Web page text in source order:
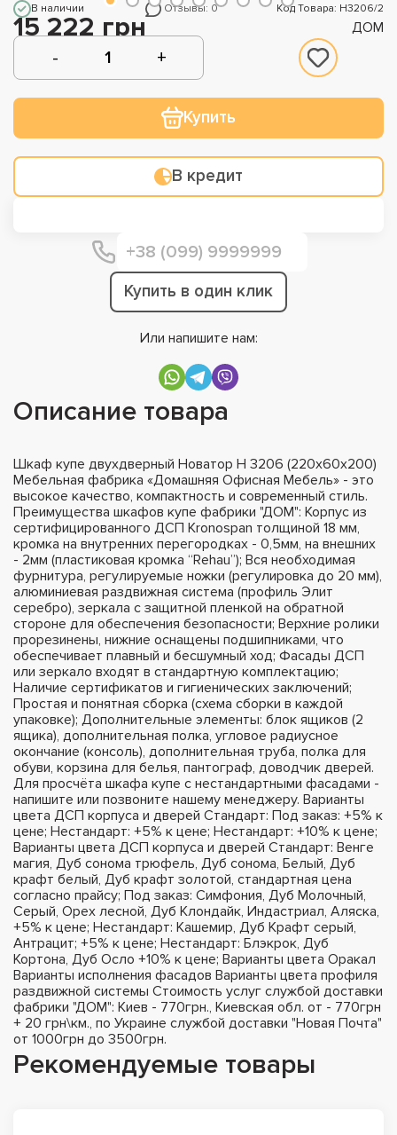
В наличии Отзывы: 0 Код Товара: Н3206/2
15 222 грн ДОМ
Купить
В кредит
Купить в один клик
Или напишите нам:
Описание товара
Шкаф купе двухдверный Новатор Н 3206 (220х60х200)
Мебельная фабрика «Домашняя Офисная Мебель» - это
высокое качество, компактность и современный стиль.
Преимущества шкафов купе фабрики "ДОМ": Корпус из
сертифицированного ДСП Kronospan толщиной 18 мм,
кромка на внутренних перегородках - 0,5мм, на внешних
- 2мм (пластиковая кромка “Rehau”); Вся необходимая
фурнитура, регулируемые ножки (регулировка до 20 мм),
алюминиевая раздвижная система (профиль Элит
серебро), зеркала с защитной пленкой на обратной
стороне для обеспечения безопасности; Верхние ролики
прорезинены, нижние оснащены подшипниками, что
обеспечивает плавный и бесшумный ход; Фасады ДСП
или зеркало входят в стандартную комплектацию;
Наличие сертификатов и гигиенических заключений;
Простая и понятная сборка (схема сборки в каждой
упаковке); Дополнительные элементы: блок ящиков (2
ящика), дополнительная полка, угловое радиусное
окончание (консоль), дополнительная труба, полка для
обуви, корзина для белья, пантограф, доводчик дверей.
Для просчёта шкафа купе с нестандартными фасадами -
напишите или позвоните нашему менеджеру. Варианты
цвета ДСП корпуса и дверей Стандарт: Под заказ: +5% к
цене; Нестандарт: +5% к цене; Нестандарт: +10% к цене;
Варианты цвета ДСП корпуса и дверей Стандарт: Венге
магия, Дуб сонома трюфель, Дуб сонома, Белый, Дуб
крафт белый, Дуб крафт золотой, стандартная цена
согласно прайсу; Под заказ: Симфония, Дуб Молочный,
Серый, Орех лесной, Дуб Клондайк, Индастриал, Аляска,
+5% к цене; Нестандарт: Кашемир, Дуб Крафт серый,
Антрацит; +5% к цене; Нестандарт: Блэкрок, Дуб
Кортона, Дуб Осло +10% к цене; Варианты цвета Оракал
Варианты исполнения фасадов Варианты цвета профиля
раздвижной системы Стоимость услуг службой доставки
фабрики "ДОМ": Киев - 770грн., Киевская обл. от - 770грн
+ 20 грн\км., по Украине службой доставки "Новая Почта"
от 1000грн до 3500грн.
Рекомендуемые товары